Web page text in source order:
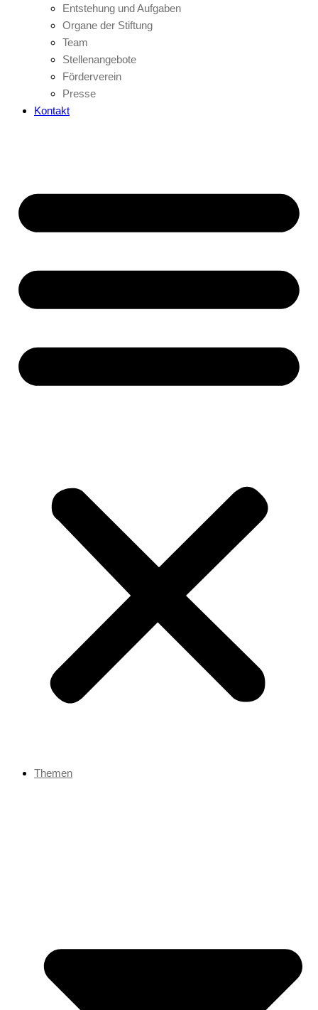
Entstehung und Aufgaben
Organe der Stiftung
Team
Stellenangebote
Förderverein
Presse
Kontakt
Themen